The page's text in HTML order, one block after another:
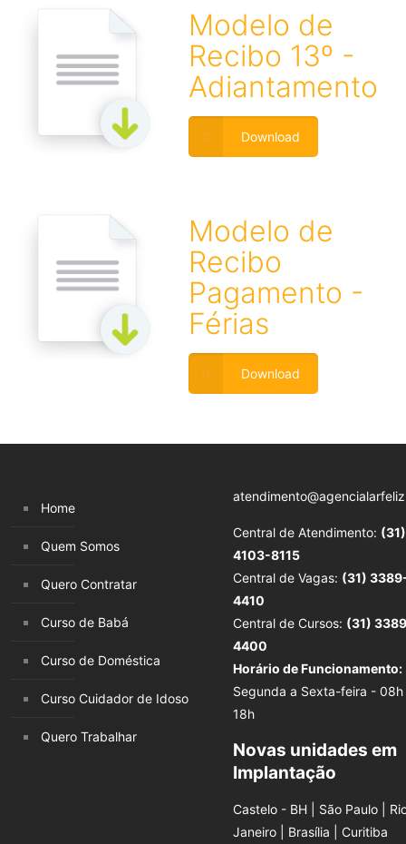
Modelo de
Recibo 13º -
Adiantamento
Download
Modelo de
Recibo
Pagamento -
Férias
Download
Home
Quem Somos
Quero Contratar
Curso de Babá
Curso de Doméstica
Curso Cuidador de Idoso
Quero Trabalhar
Central de Atendimento: (31)
4103-8115
Central de Vagas: (31)
4410
Central de Cursos: (31)
4400
Horário de Funcionamento:
Segunda a Sexta-feira - 08h
18h
Novas unidades em
Implantação
Castelo - BH | São Paulo |
Janeiro | Brasília | Curitiba